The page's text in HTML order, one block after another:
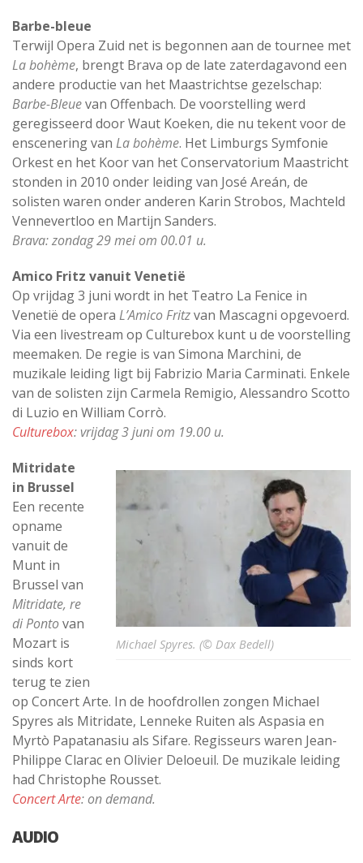
Barbe-bleue
Terwijl Opera Zuid net is begonnen aan de tournee met
La bohème, brengt Brava op de late zaterdagavond een
andere productie van het Maastrichtse gezelschap:
Barbe-Bleuevan Offenbach. De voorstelling werd
geregisseerd door Waut Koeken, die nu tekent voor de
enscenering van La bohème. Het Limburgs Symfonie
Orkest en het Koor van het Conservatorium Maastricht
stonden in 2010 onder leiding van José Areán, de
solisten waren onder anderen Karin Strobos, Machteld
Vennevertloo en Martijn Sanders.
Brava: zondag 29 mei om 00.01 u.
Amico Fritz vanuit Venetië
Op vrijdag 3 juni wordt in het Teatro La Fenice in
Venetië de opera L’Amico Fritzvan Mascagni opgevoerd.
Via een livestream op Culturebox kunt u de voorstelling
meemaken. De regie is van Simona Marchini, de
muzikale leiding ligt bij Fabrizio Maria Carminati. Enkele
van de solisten zijn Carmela Remigio, Alessandro Scotto
di Luzio en William Corrò.
Culturebox: vrijdag 3 juni om 19.00 u.
Michael Spyres. (© Dax Bedell)
Mitridate
in Brussel
Een recente
opname
vanuit de
Munt in
Brussel van
Mitridate, re
di Pontovan
Mozart is
sinds kort
terug te zien
op Concert Arte. In de hoofdrollen zongen Michael
Spyres als Mitridate, Lenneke Ruiten als Aspasia en
Myrtò Papatanasiu als Sifare. Regisseurs waren Jean-
Philippe Clarac en Olivier Deloeuil. De muzikale leiding
had Christophe Rousset.
Concert Arte: on demand.
AUDIO